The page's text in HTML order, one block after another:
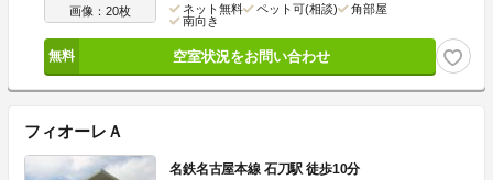
画像：20枚 ネット無料 ペット可(相談)
角部屋
南向き
空室状況をお問い合わせ
フィオーレＡ
名鉄名古屋本線 石刀駅 徒歩10分